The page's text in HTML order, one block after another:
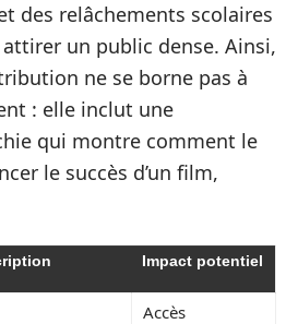
des relâchements scolaires
un public dense. Ainsi,
ne se borne pas à
: elle inclut une
qui montre comment le
le succès d’un film,
Impact potentiel
Accès